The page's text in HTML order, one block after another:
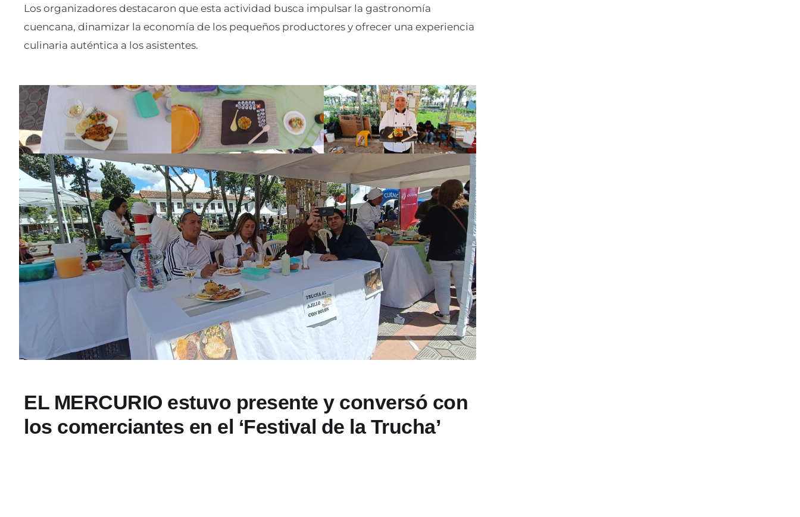
Los organizadores destacaron que esta actividad busca impulsar la gastronomía
cuencana, dinamizar la economía de los pequeños productores y ofrecer una experiencia
culinaria auténtica a los asistentes.
EL MERCURIO estuvo presente y conversó con
los comerciantes en el ‘Festival de la Trucha’